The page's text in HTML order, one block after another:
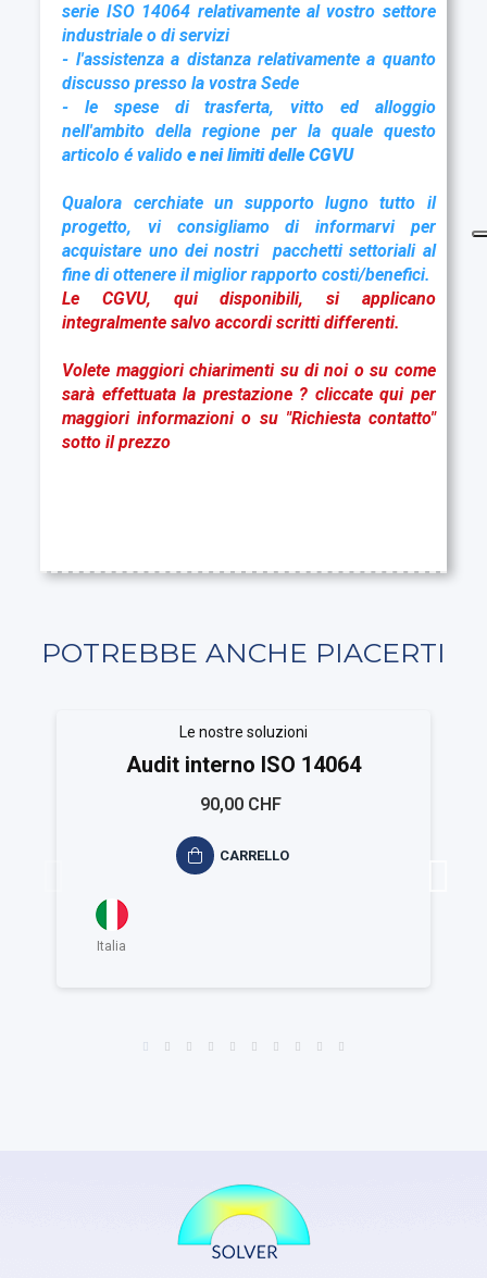
serie ISO 14064 relativamente al vostro settore
industriale o di servizi
- l'assistenza a distanza relativamente a quanto
discusso presso la vostra Sede
- le spese di trasferta, vitto ed alloggio
nell'ambito della regione per la quale questo
articolo é validoe nei limiti delle CGVU
Qualora cerchiate un supporto lugno tutto il
progetto, vi consigliamo di informarvi per
acquistare uno dei nostri pacchetti settoriali al
fine di ottenere il miglior rapporto costi/benefici.
Le CGVU, qui disponibili, si applicano
integralmente salvo accordi scritti differenti.
Volete maggiori chiarimenti su di noi o su come
sarà effettuata la prestazione ? cliccate quiper
maggiori informazioni o su "Richiesta contatto"
sotto il prezzo
POTREBBE ANCHE PIACERTI
Le nostre soluzioni
Audit interno ISO 14064
90,00 CHF
CARRELLO
Italia